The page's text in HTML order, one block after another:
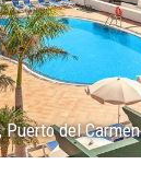
Puerto del Carmen